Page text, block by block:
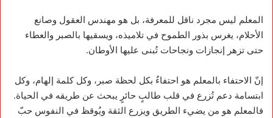
المعلم ليس مجرد ناقل للمعرفة، بل هو مهندس العقول وصانع
الأحلام، يغرس بذور الطموح في تلاميذه، ويسقيها بالصبر والعطاء
حتى تزهر إنجازات ونجاحات تُبنى عليها الأوطان.
إنّ الاحتفاء بالمعلم هو احتفاءٌ بكل لحظة صبر، وكل كلمة إلهام، وكل
ابتسامة دعم تُزرع في قلب طالبٍ حائرٍ يبحث عن طريقه في الحياة.
فالمعلم هو من يضيء الطريق ويزرع الثقة ويُوقظ في النفوس حبّ